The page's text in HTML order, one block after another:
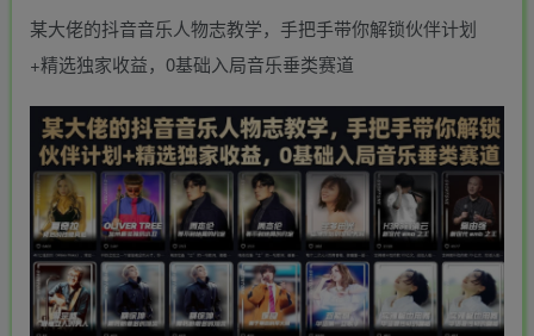
某大佬的抖音音乐人物志教学，手把手带你解锁伙伴计划
+精选独家收益，0基础入局音乐垂类赛道